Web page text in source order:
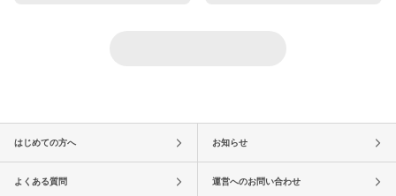
はじめての方へ お知らせ
よくある質問 運営へのお問い合わせ